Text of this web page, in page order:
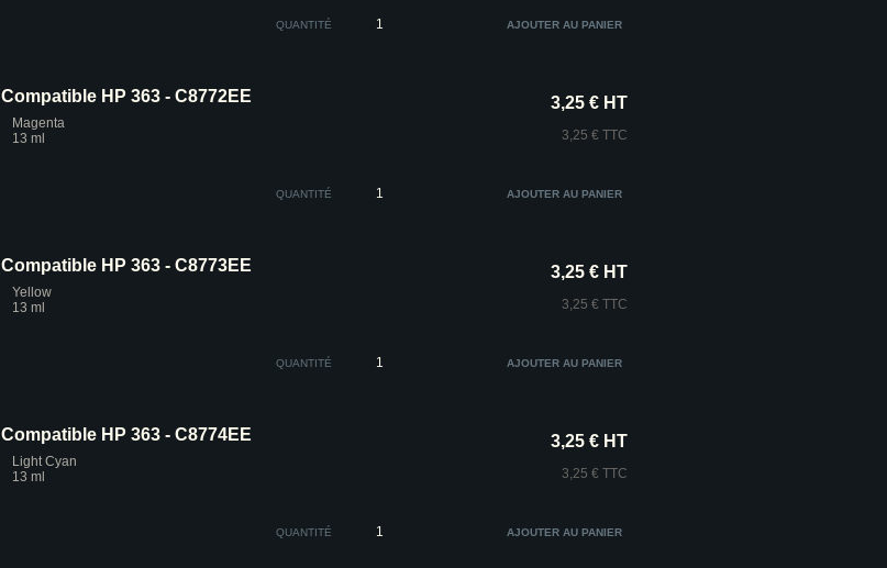
QUANTITÉ
Compatible HP 363 - C8772EE
Magenta
13 ml
3,25 € HT
3,25 € TTC
QUANTITÉ
Compatible HP 363 - C8773EE
Yellow
13 ml
3,25 € HT
3,25 € TTC
QUANTITÉ
Compatible HP 363 - C8774EE
Light Cyan
13 ml
3,25 € HT
3,25 € TTC
QUANTITÉ